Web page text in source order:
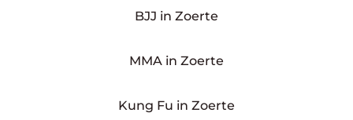
BJJ in Zoerte
MMA in Zoerte
Kung Fu in Zoerte